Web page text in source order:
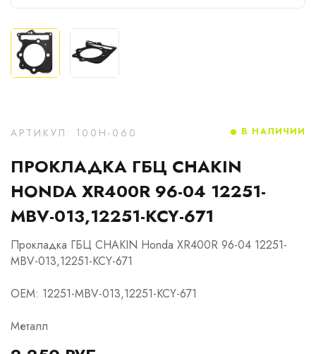
АРТИКУЛ: 100H-060
ПРОКЛАДКА ГБЦ CHAKIN
HONDA XR400R 96-04 12251-
MBV-013,12251-KCY-671
Прокладка ГБЦ CHAKIN Honda XR400R 96-04 12251-
MBV-013,12251-KCY-671
OEM: 12251-MBV-013,12251-KCY-671
Металл
В НАЛИЧИИ